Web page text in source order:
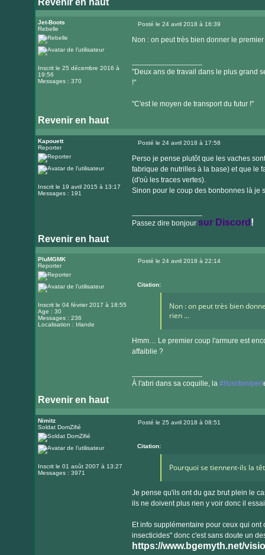
Revenir en haut
Visiter
le
internet
Jet-Boots
Rebelle
Inscrit le 25 décembre 2016 à
19:56
Messages : 370
Posté le 24 avril 2018 à 16:39
Non : on peut très bien donner le
"Deux ans de travail dans le plus grand
!"
"C'est le moyen de transport du futur !"
Revenir en haut
Kapouett
Reporter
Inscrit le 19 avril 2015 à 13:17
Messages : 191
Posté le 24 avril 2018 à 17:58
Perso je pense plutôt que les vaches
fabrique de nutrilles à la base) et que le
(d'où les traces vertes).
Sinon pour le coup des bonbonnes là
Passez dire bonjour sur Discord !
Revenir en haut
Visiter
le
PluMGMK
Reporter
Inscrit le 04 février 2017 à 18:55
Age : 30
Messages : 236
Localisation : Irlande
Posté le 24 avril 2018 à 22:14
Citation:
Non : on peut très bien
rien ...
Hmm… Le premier coup l'armure est
affaiblie ?
À l'abri dans sa coquille, la #!/usr/bin/perl
Revenir en haut
le
Nimitz
Soldat DomZifié
Inscrit le 01 août 2007 à 13:27
Messages : 3971
Posté le 25 avril 2018 à 08:51
Citation:
Pourquoi se tiennent-ils la
Je pense qu'ils ont du gaz brut plein le
ils ne doivent plus rien y voir donc il
Et info supplémentaire pour ceux qui
insecticides" donc c'est sans doute un
https://www.bgemyth.net/